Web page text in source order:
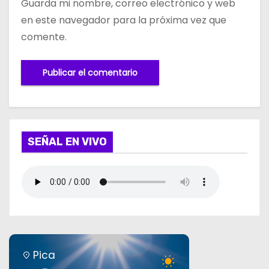
Guarda mi nombre, correo electrónico y web
en este navegador para la próxima vez que
comente.
SEÑAL EN VIVO
Pica